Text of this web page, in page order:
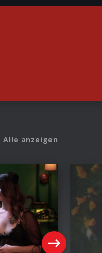
Alle anzeigen